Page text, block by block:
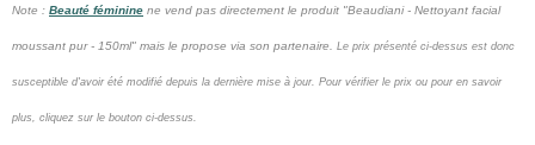
Note : Beauté féminine ne vend pas directement le produit "Beaudiani - Nettoyant facial
moussant pur - 150ml" mais le propose via son partenaire. Le prix présenté ci-dessus est donc
susceptible d'avoir été modifié depuis la dernière mise à jour. Pour vérifier le prix ou pour en savoir
plus, cliquez sur le bouton ci-dessus.